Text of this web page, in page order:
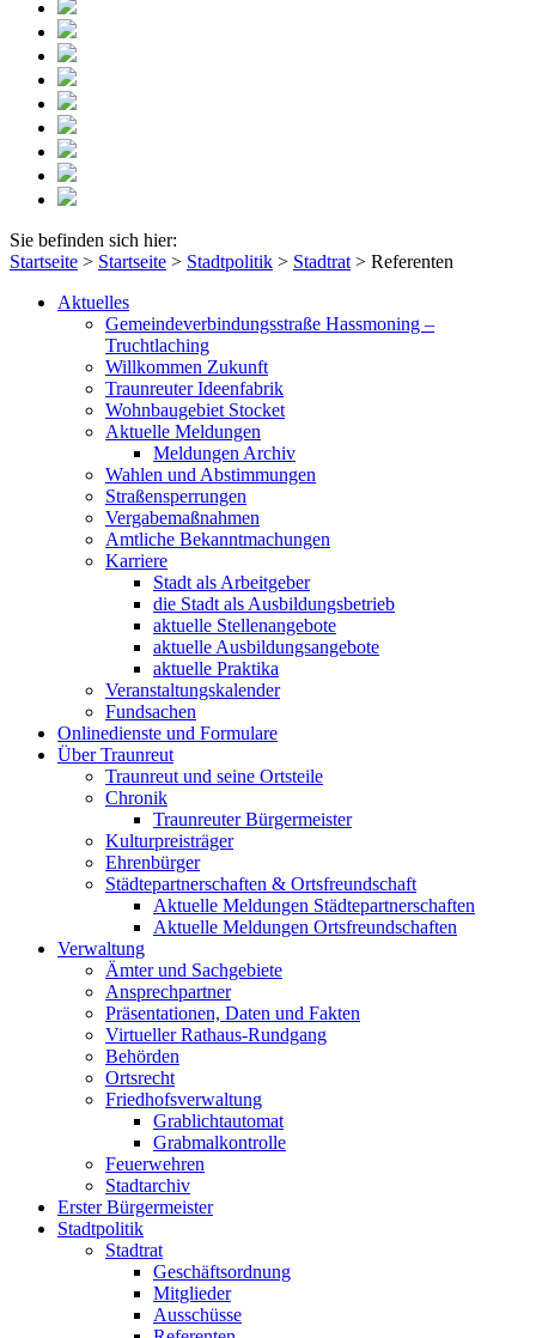
Sie befinden sich hier:
Startseite > Startseite > Stadtpolitik > Stadtrat > Referenten
Aktuelles
Gemeindeverbindungsstraße Hassmoning –
Truchtlaching
Willkommen Zukunft
Traunreuter Ideenfabrik
Wohnbaugebiet Stocket
Aktuelle Meldungen
Meldungen Archiv
Wahlen und Abstimmungen
Straßensperrungen
Vergabemaßnahmen
Amtliche Bekanntmachungen
Karriere
Stadt als Arbeitgeber
die Stadt als Ausbildungsbetrieb
aktuelle Stellenangebote
aktuelle Ausbildungsangebote
aktuelle Praktika
Veranstaltungskalender
Fundsachen
Onlinedienste und Formulare
Über Traunreut
Traunreut und seine Ortsteile
Chronik
Traunreuter Bürgermeister
Kulturpreisträger
Ehrenbürger
Städtepartnerschaften & Ortsfreundschaft
Aktuelle Meldungen Städtepartnerschaften
Aktuelle Meldungen Ortsfreundschaften
Verwaltung
Ämter und Sachgebiete
Ansprechpartner
Präsentationen, Daten und Fakten
Virtueller Rathaus-Rundgang
Behörden
Ortsrecht
Friedhofsverwaltung
Grablichtautomat
Grabmalkontrolle
Feuerwehren
Stadtarchiv
Erster Bürgermeister
Stadtpolitik
Stadtrat
Geschäftsordnung
Mitglieder
Ausschüsse